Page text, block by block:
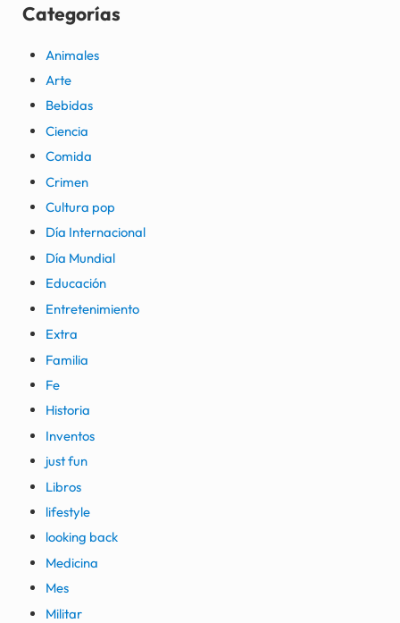
Categorías
Animales
Arte
Bebidas
Ciencia
Comida
Crimen
Cultura pop
Día Internacional
Día Mundial
Educación
Entretenimiento
Extra
Familia
Fe
Historia
Inventos
just fun
Libros
lifestyle
looking back
Medicina
Mes
Militar